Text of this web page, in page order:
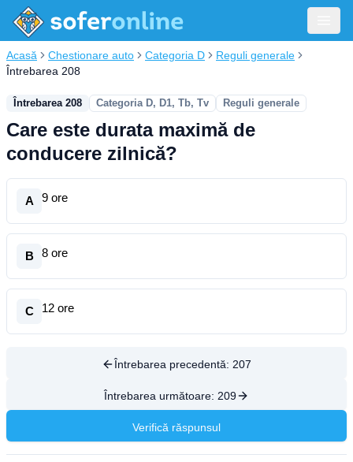
Acasă Chestionare auto Categoria D
Reguli generale
Întrebarea 208
Întrebarea 208 Categoria D, D1, Tb, Tv Reguli generale
Care este durata maximă de
conducere zilnică?
A 9 ore
B 8 ore
C 12 ore
Întrebarea precedentă: 207
Întrebarea următoare: 209
Verifică răspunsul